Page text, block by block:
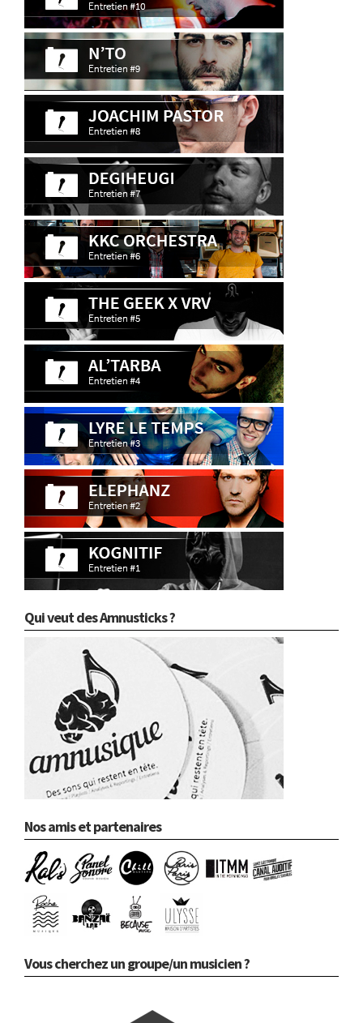
Qui veut des Amnusticks ?
Nos amis et partenaires
Vous cherchez un groupe/un musicien ?